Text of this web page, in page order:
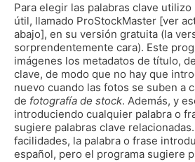
Para elegir las palabras clave
útil, llamado ProStockMaster [ver
abajo], en su versión gratuita (la
sorprendentemente cara). Este
imágenes los metadatos de título,
clave, de modo que no hay que
nuevo cuando las fotos se suben a
de fotografía de stock. Además, y
introduciendo cualquier palabra o
sugiere palabras clave
facilidades, la palabra o frase
español, pero el programa sugiere